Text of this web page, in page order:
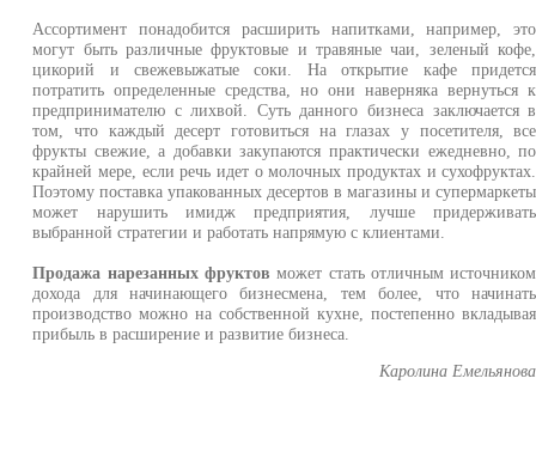
Ассортимент понадобится расширить напитками, например, это
могут быть различные фруктовые и травяные чаи, зеленый кофе,
цикорий и свежевыжатые соки. На открытие кафе придется
потратить определенные средства, но они наверняка вернуться к
предпринимателю с лихвой. Суть данного бизнеса заключается в
том, что каждый десерт готовиться на глазах у посетителя, все
фрукты свежие, а добавки закупаются практически ежедневно, по
крайней мере, если речь идет о молочных продуктах и сухофруктах.
Поэтому поставка упакованных десертов в магазины и супермаркеты
может нарушить имидж предприятия, лучше придерживать
выбранной стратегии и работать напрямую с клиентами.
Продажа нарезанных фруктов может стать отличным источником
дохода для начинающего бизнесмена, тем более, что начинать
производство можно на собственной кухне, постепенно вкладывая
прибыль в расширение и развитие бизнеса.
Каролина Емельянова